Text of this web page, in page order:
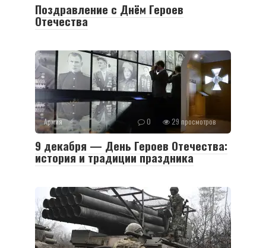
Поздравление с Днём Героев
Отечества
Армия 0 29 просмотров
9 декабря — День Героев Отечества:
история и традиции праздника